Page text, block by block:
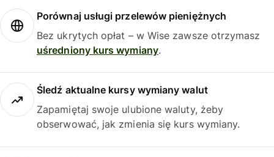
Porównaj usługi przelewów pieniężnych
Bez ukrytych opłat – w Wise zawsze otrzymasz
uśredniony kurs wymiany.
Śledź aktualne kursy wymiany walut
Zapamiętaj swoje ulubione waluty, żeby
obserwować, jak zmienia się kurs wymiany.